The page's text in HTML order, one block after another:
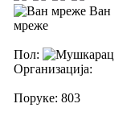
Ван
мреже
Пол:
Организација:
Поруке: 803